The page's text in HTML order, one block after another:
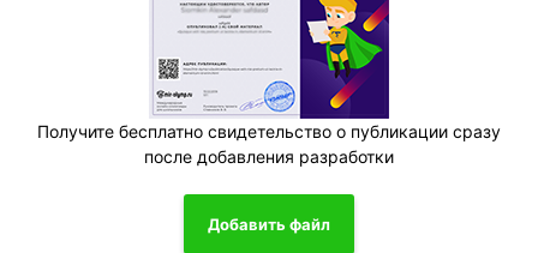
Получите бесплатно свидетельство о публикации сразу
после добавления разработки
Добавить файл